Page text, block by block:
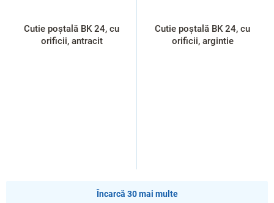
Cutie poștală BK 24, cu
orificii, antracit
Cutie poștală BK 24, cu
orificii, argintie
Încarcă 30 mai multe